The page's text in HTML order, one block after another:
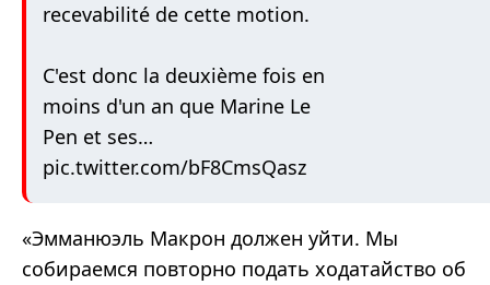
recevabilité de cette motion.
C'est donc la deuxième fois en
moins d'un an que Marine Le
Pen et ses…
pic.twitter.com/bF8CmsQasz
«Эмманюэль Макрон должен уйти. Мы
собираемся повторно подать ходатайство об